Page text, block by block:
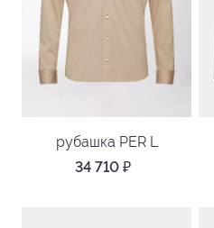
рубашка PER L
34 710 ₽